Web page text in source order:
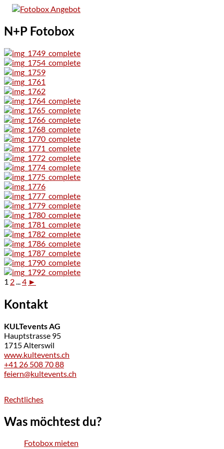
Zum
springen
N+P Fotobox
1 2...4 ►
Kontakt
KULTevents AG
Hauptstrasse 95
1715 Alterswil
www.kultevents.ch
+41 26 508 70 88
feiern@kultevents.ch
Rechtliches
Was möchtest du?
Fotobox mieten